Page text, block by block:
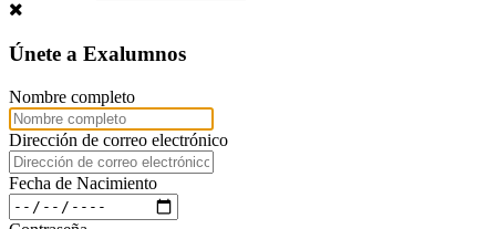
Únete a Exalumnos
Nombre completo
Dirección de correo electrónico
Fecha de Nacimiento